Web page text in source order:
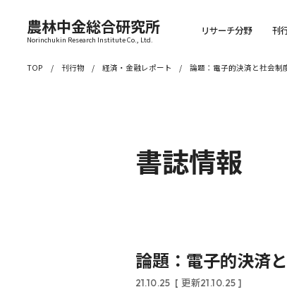
農林中金総合研究所
Norinchukin Research Institute Co., Ltd.
リサーチ分野 刊
TOP 刊行物 経済・金融レポート 論題：電子的決済と社会制
書誌情報
論題：電子的決済
21.10.25 [ 更新21.10.25 ]